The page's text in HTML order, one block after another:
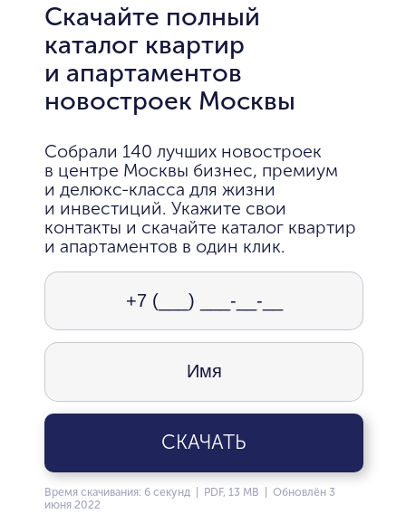
Скачайте полный
каталог квартир
и апартаментов
новостроек Москвы
Собрали 140 лучших новостроек
в центре Москвы бизнес, премиум
и делюкс-класса для жизни
и инвестиций. Укажите свои
контакты и скачайте каталог квартир
и апартаментов в один клик.
СКАЧАТЬ
Время скачивания: 6 секунд | PDF, 13 MB | Обновлён 3
июня 2022